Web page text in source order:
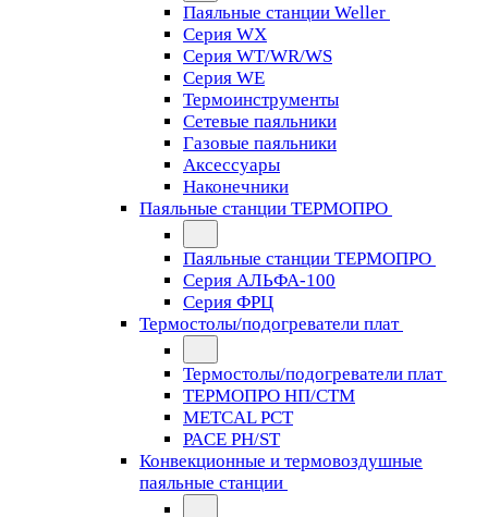
Паяльные станции Weller
Серия WX
Серия WT/WR/WS
Серия WE
Термоинструменты
Сетевые паяльники
Газовые паяльники
Аксессуары
Наконечники
Паяльные станции ТЕРМОПРО
Паяльные станции ТЕРМОПРО
Серия АЛЬФА-100
Серия ФРЦ
Термостолы/подогреватели плат
Термостолы/подогреватели плат
ТЕРМОПРО НП/СТМ
METCAL PCT
PACE PH/ST
Конвекционные и термовоздушные
паяльные станции